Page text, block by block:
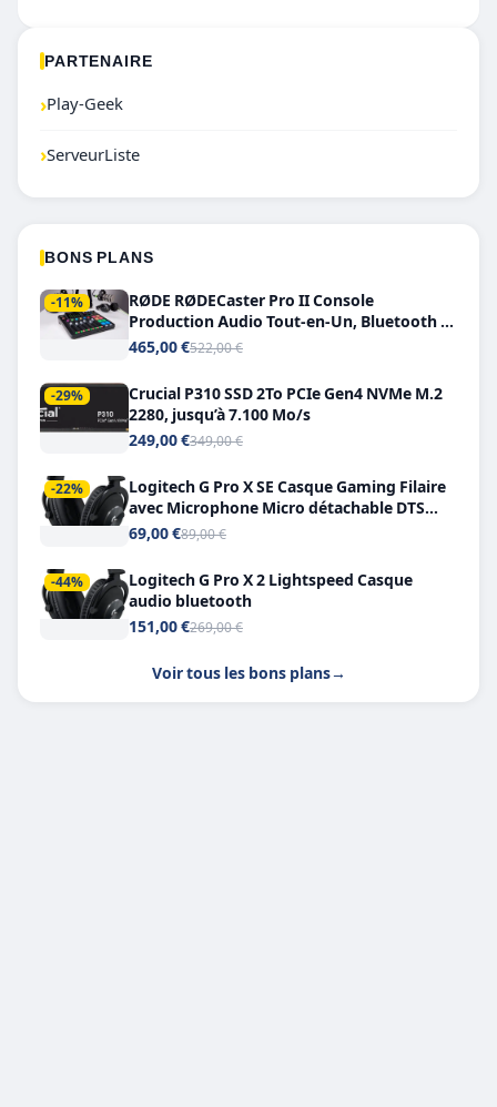
PARTENAIRE
›Play-Geek
›ServeurListe
BONS PLANS
-11%
RØDE RØDECaster Pro II Console
Production Audio Tout-en-Un, Bluetooth et
Double USB-C
465,00 €522,00 €
-29%
Crucial P310 SSD 2To PCIe Gen4 NVMe M.2
2280, jusqu’à 7.100 Mo/s
249,00 €349,00 €
-22%
Logitech G Pro X SE Casque Gaming Filaire
avec Microphone Micro détachable DTS
Headphone X 7.1
69,00 €89,00 €
-44%
Logitech G Pro X 2 Lightspeed Casque
audio bluetooth
151,00 €269,00 €
Voir tous les bons plans→